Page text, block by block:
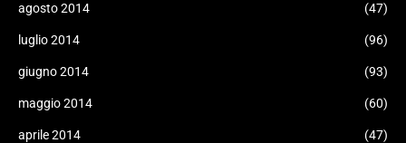
agosto 2014 (47)
luglio 2014 (96)
giugno 2014 (93)
maggio 2014 (60)
aprile 2014 (47)